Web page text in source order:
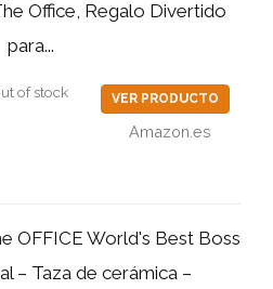
Office, Regalo Divertido
para...
of stock VER PRODUCTO
Amazon.es
OFFICE World's Best Boss
– Taza de cerámica –